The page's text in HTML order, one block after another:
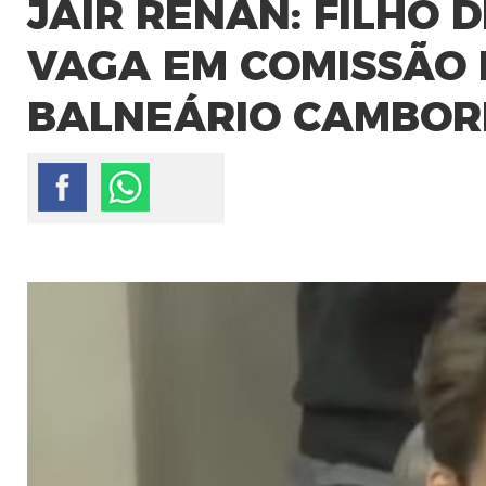
JAIR RENAN: FILHO
VAGA EM COMISSÃO
BALNEÁRIO